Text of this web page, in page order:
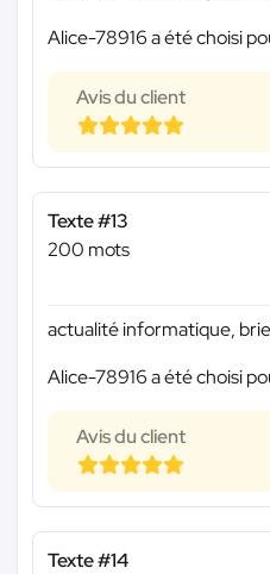
Alice-78916 a été choisi
Avis du client
Texte #13
200 mots
actualité informatique,
Alice-78916 a été choisi
Avis du client
Texte #14